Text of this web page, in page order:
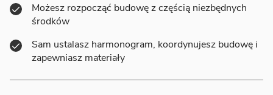
Możesz rozpocząć budowę z częścią niezbędnych
środków
Sam ustalasz harmonogram, koordynujesz budowę i
zapewniasz materiały